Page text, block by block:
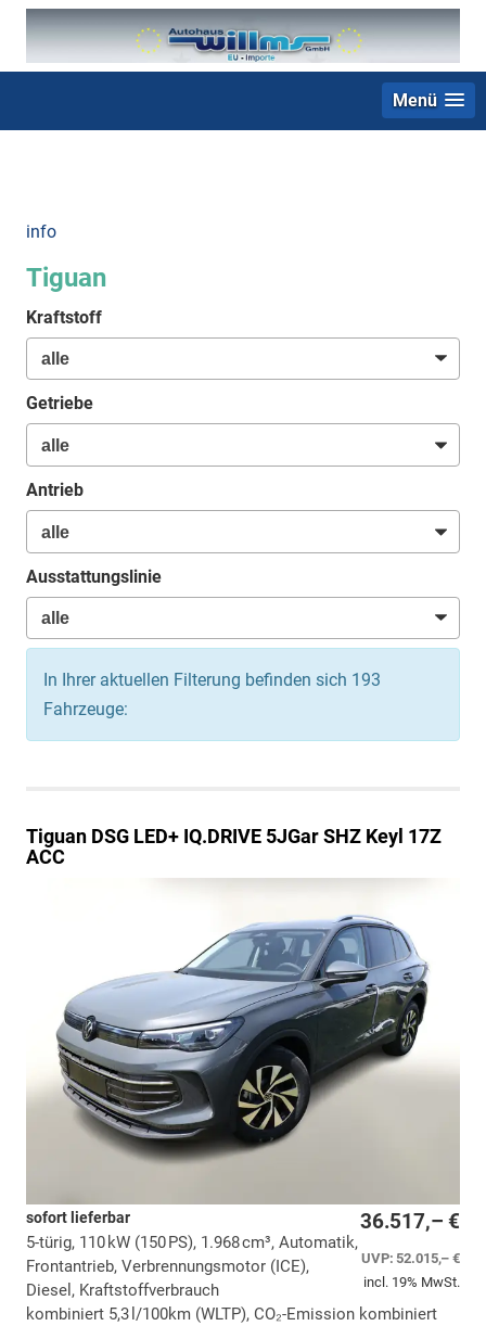
Menü
info
Tiguan
Kraftstoff
Getriebe
Antrieb
Ausstattungslinie
In Ihrer aktuellen Filterung befinden sich 193
Fahrzeuge:
Tiguan DSG LED+ IQ.DRIVE 5JGar SHZ Keyl 17Z
ACC
36.517,– €
UVP:52.015,– €
incl. 19% MwSt.
sofort lieferbar
5-türig, 110 kW (150 PS), 1.968 cm³, Automatik,
Frontantrieb, Verbrennungsmotor (ICE),
Diesel, Kraftstoffverbrauch
kombiniert 5,3 l/100km (WLTP), CO₂-Emission kombiniert